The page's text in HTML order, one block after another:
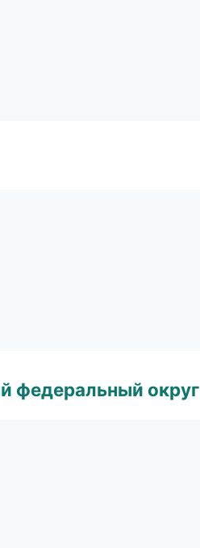
федеральный округ